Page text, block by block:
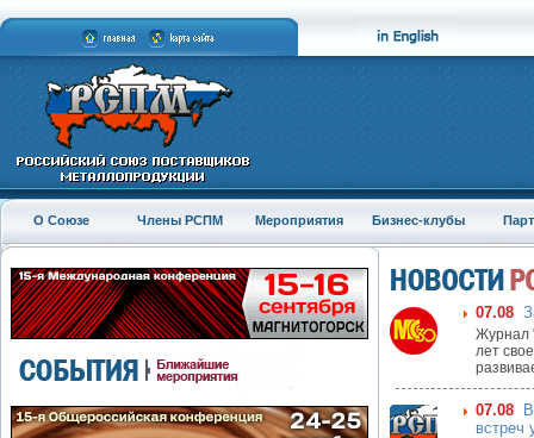
О Союзе Члены РСПМ Мероприятия Бизнес-клубы
07.08
Журнал
лет
07.08
встреч